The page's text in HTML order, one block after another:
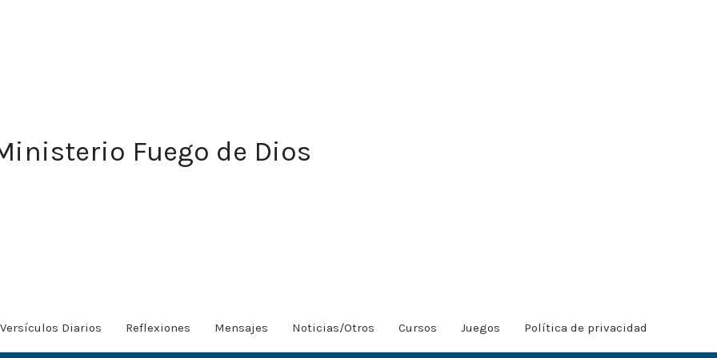
Fuego de Dios
Versículos Diarios Reflexiones Mensajes Noticias/Otros Cursos Juegos Política de privacidad